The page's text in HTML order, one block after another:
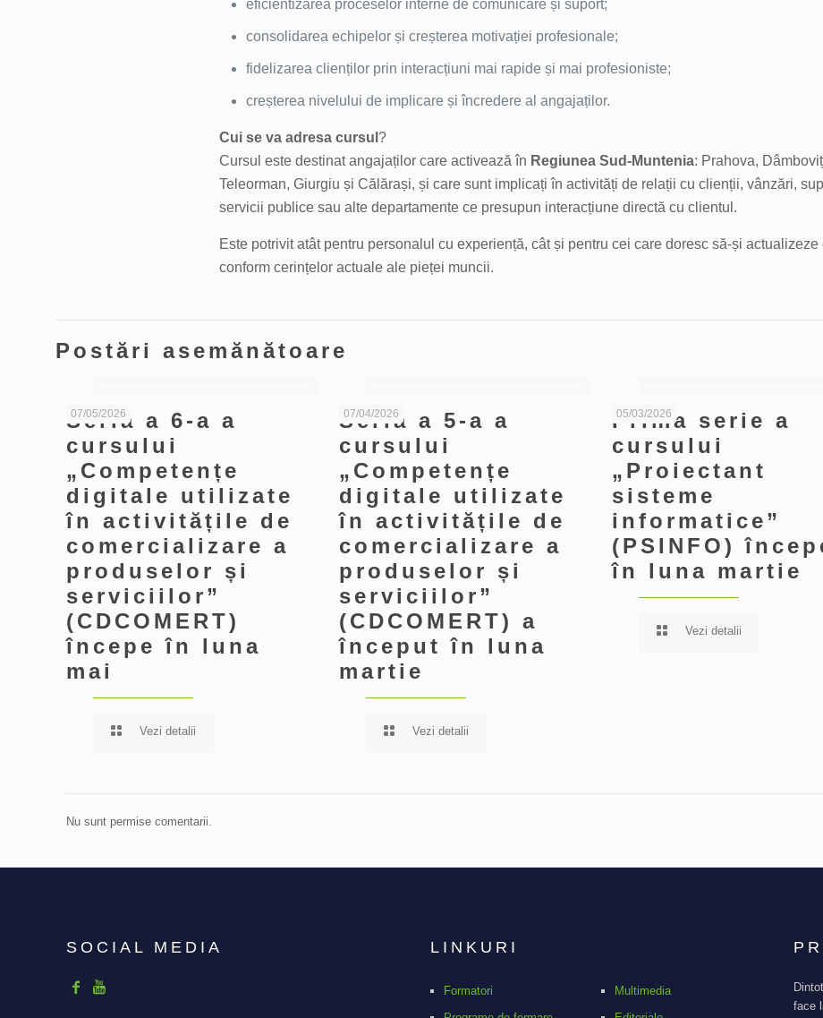
eficientizarea proceselor interne de comunicare și suport;
consolidarea echipelor și creșterea motivației profesionale;
fidelizarea clienților prin interacțiuni mai rapide și mai profesioniste;
creșterea nivelului de implicare și încredere al angajaților.
Cui se va adresa cursul ?
Cursul este destinat angajaților care activează în Regiunea Sud-Muntenia: Prahova,
Teleorman, Giurgiu și Călărași, și care sunt implicați în activități de relații cu clienții, vânzări,
servicii publice sau alte departamente ce presupun interacțiune directă cu clientul.
Este potrivit atât pentru personalul cu experiență, cât și pentru cei care doresc să-și
conform cerințelor actuale ale pieței muncii.
Postări asemănătoare
07/05/2026
Seria a 6-a a
cursului
„Competențe
digitale utilizate
în activitățile de
comercializare a
produselor și
serviciilor”
(CDCOMERT)
începe în luna
mai
Vezi detalii
07/04/2026
Seria a 5-a a
cursului
„Competențe
digitale utilizate
în activitățile de
comercializare a
produselor și
serviciilor”
(CDCOMERT) a
început în luna
martie
Vezi detalii
05/03/2026
Prima serie a
cursului
„Proiectant
sisteme
informatice”
(PSINFO)
în luna martie
Vezi detalii
Nu sunt permise comentarii.
SOCIAL MEDIA LINKURI
Formatori
Multimedia
face